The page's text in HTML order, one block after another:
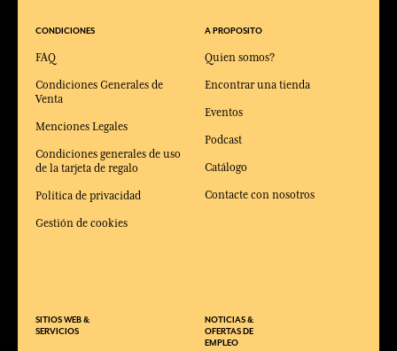
CONDICIONES
FAQ
Condiciones Generales de
Venta
Menciones Legales
Condiciones generales de uso
de la tarjeta de regalo
Política de privacidad
Gestión de cookies
SITIOS WEB &
SERVICIOS
A PROPOSITO
Quien somos?
Encontrar una tienda
Eventos
Podcast
Catálogo
Contacte con nosotros
NOTICIAS &
OFERTAS DE
EMPLEO